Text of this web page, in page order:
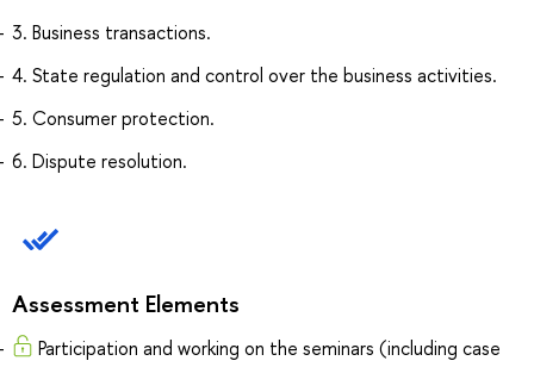
3. Business transactions.
4. State regulation and control over the business activities.
5. Consumer protection.
6. Dispute resolution.
Assessment Elements
Participation and working on the seminars (including case